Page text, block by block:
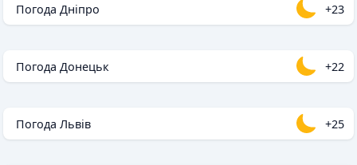
Погода Дніпро +23
Погода Донецьк +22
Погода Львів +25